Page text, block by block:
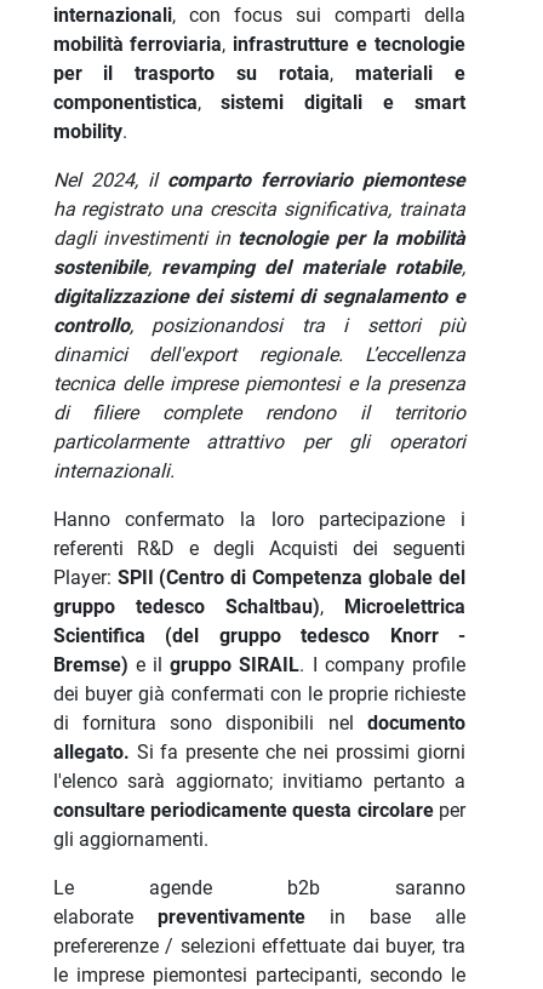
internazionali, con focus sui comparti della
mobilità ferroviaria, infrastrutture e tecnologie
per il trasporto su rotaia,materiali e
componentistica,sistemi digitali e smart
mobility.
Nel 2024, il comparto ferroviario piemontese
ha registrato una crescita significativa, trainata
dagli investimenti in tecnologie per la mobilità
sostenibile, revamping del materiale rotabile,
digitalizzazione dei sistemi di segnalamento e
controllo, posizionandosi tra i settori più
dinamici dell'export regionale. L’eccellenza
tecnica delle imprese piemontesi e la presenza
di filiere complete rendono il territorio
particolarmente attrattivo per gli operatori
internazionali.
Hanno confermato la loro partecipazione i
referenti R&D e degli Acquisti dei seguenti
Player: SPII (Centro di Competenza globale del
gruppo tedesco Schaltbau),
Microelettrica
Scientifica (del gruppo tedesco Knorr -
Bremse) e ilgruppo SIRAIL. I company profile
dei buyer già confermati con le proprie richieste
di fornitura sono disponibili nel documento
allegato. Si fa presente che nei prossimi giorni
l'elenco sarà aggiornato; invitiamo pertanto a
consultare periodicamente questa circolareper
gli aggiornamenti.
Le agende b2b saranno
elaborate preventivamente in base alle
prefererenze / selezioni effettuate dai buyer, tra
le imprese piemontesi partecipanti, secondo le